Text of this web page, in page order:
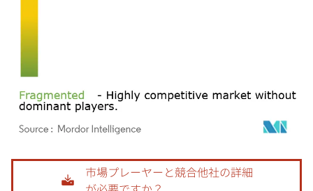
画像 © Mordor Intelligence。再利用にはCC BY 4.0の表示が必要です。